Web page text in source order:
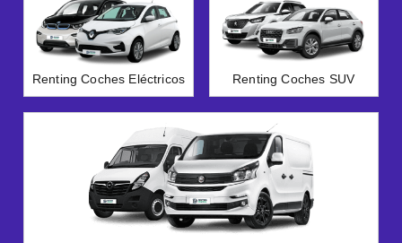
Renting Coches Eléctricos Renting Coches SUV